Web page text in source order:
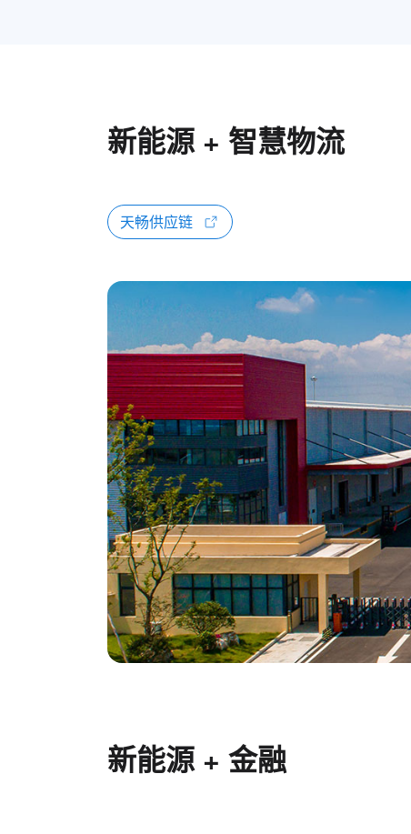
新能源 + 智慧物流
天畅供应链
新能源 + 金融